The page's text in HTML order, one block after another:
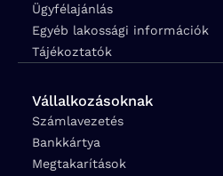
Ügyfélajánlás
Egyéb lakossági információk
Tájékoztatók
Vállalkozásoknak
Számlavezetés
Bankkártya
Megtakarítások